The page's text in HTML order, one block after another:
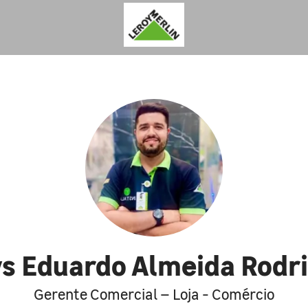
Eduardo Almeida
Gerente Comercial – Loja - Comércio